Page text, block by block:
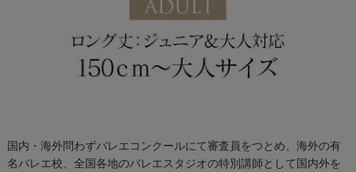
国内・海外問わずバレエコンクールにて審査員をつとめ、海外の有
名バレエ校、全国各地のバレエスタジオの特別講師として国内外を